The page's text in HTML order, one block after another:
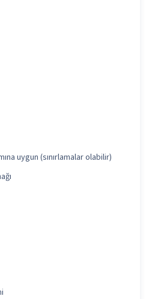
uygun (sınırlamalar olabilir)